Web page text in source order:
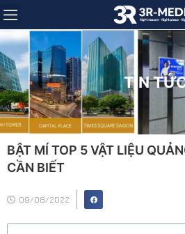
TIN
BẬT MÍ TOP 5 VẬT LIỆU
CẦN BIẾT
09/08/2022